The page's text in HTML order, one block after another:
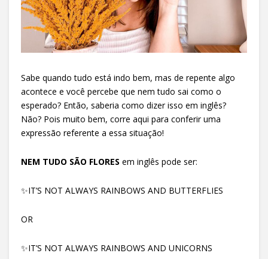
Sabe quando tudo está indo bem, mas de repente algo
acontece e você percebe que nem tudo sai como o
esperado? Então, saberia como dizer isso em inglês?
Não? Pois muito bem, corre aqui para conferir uma
expressão referente a essa situação!
NEM TUDO SÃO FLORES em inglês pode ser:
✨IT’S NOT ALWAYS RAINBOWS AND BUTTERFLIES
OR
✨IT’S NOT ALWAYS RAINBOWS AND UNICORNS